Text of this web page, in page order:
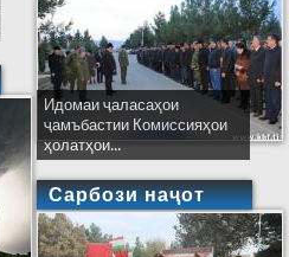
Идомаи ҷаласаҳои
ҷамъбастии Комиссияҳои
ҳолатҳои...
Сарбози наҷот